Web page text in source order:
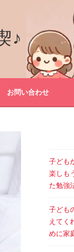
♪
お問い合わせ
子ども
楽しも
た勉強
子ども
えてく
めに家